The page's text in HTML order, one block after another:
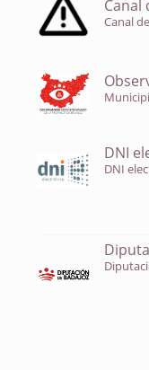
Canal
Canal
DNI
DNI